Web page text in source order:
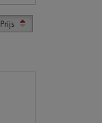
Prijs